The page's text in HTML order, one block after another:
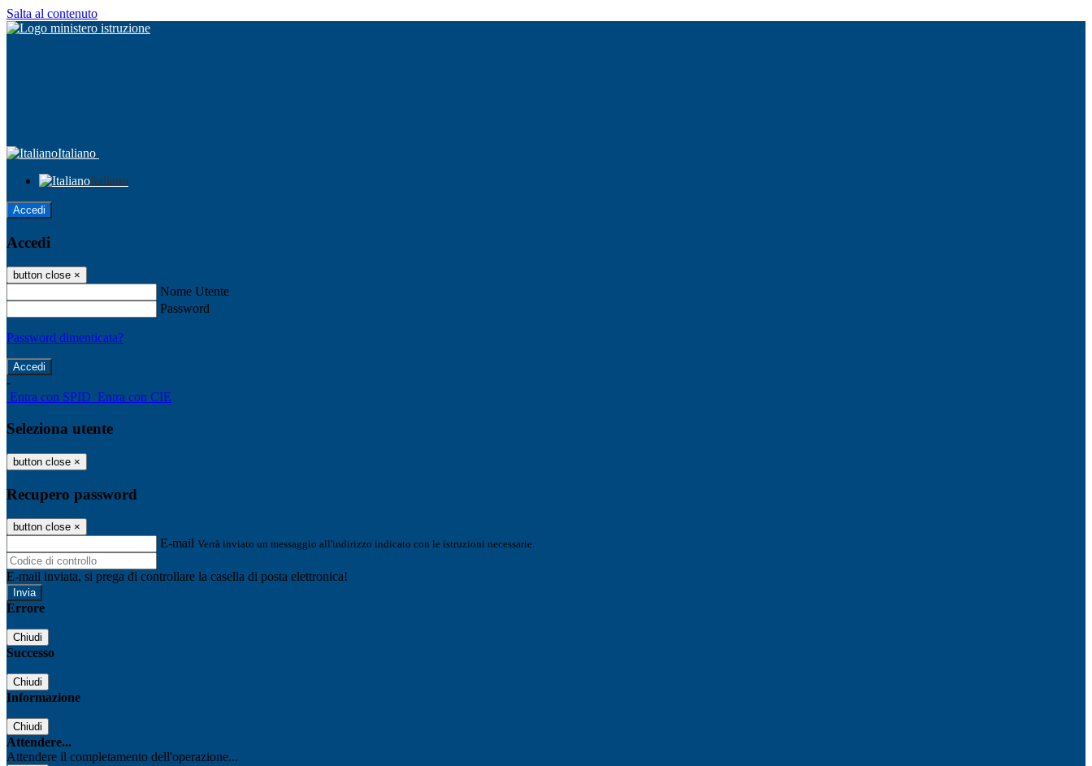
Salta al contenuto
Italiano
Italiano
Accedi
Accedi
button close ×
Nome Utente
Password
Password dimenticata?
-
Entra con SPID Entra con CIE
Seleziona utente
button close ×
Recupero password
button close ×
E-mail Verrà inviato un messaggio all'indirizzo indicato con le istruzioni necessarie.
E-mail inviata, si prega di controllare la casella di posta elettronica!
Errore
Chiudi
Successo
Chiudi
Informazione
Chiudi
Attendere...
Attendere il completamento dell'operazione...